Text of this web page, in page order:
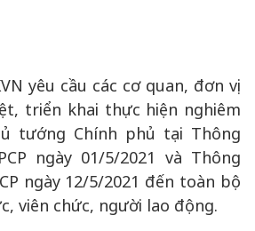
yêu cầu các cơ quan, đơn vị
triển khai thực hiện nghiêm
tướng Chính phủ tại Thông
ngày 01/5/2021 và Thông
ngày 12/5/2021 đến toàn bộ
viên chức, người lao động.